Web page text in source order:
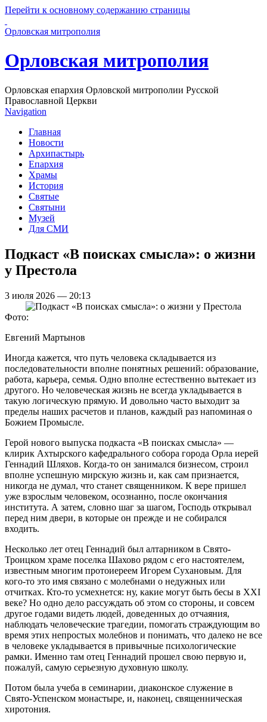
Перейти к основному содержанию страницы
Орловская митрополия
Орловская митрополия
Орловская епархия Орловской митрополии Русской
Православной Церкви
Navigation
Главная
Новости
Архипастырь
Епархия
Храмы
История
Святые
Святыни
Музей
Для СМИ
Подкаст «В поисках смысла»: о жизни
у Престола
3 июля 2026 — 20:13
Фото:
Евгений Мартынов
Иногда кажется, что путь человека складывается из
последовательности вполне понятных решений: образование,
работа, карьера, семья. Одно вполне естественно вытекает из
другого. Но человеческая жизнь не всегда укладывается в
такую логическую прямую. И довольно часто выходит за
пределы наших расчетов и планов, каждый раз напоминая о
Божием Промысле.
Герой нового выпуска подкаста «В поисках смысла» —
клирик Ахтырского кафедрального собора города Орла иерей
Геннадий Шляхов. Когда-то он занимался бизнесом, строил
вполне успешную мирскую жизнь и, как сам признается,
никогда не думал, что станет священником. К вере пришел
уже взрослым человеком, осознанно, после окончания
института. А затем, словно шаг за шагом, Господь открывал
перед ним двери, в которые он прежде и не собирался
входить.
Несколько лет отец Геннадий был алтарником в Свято-
Троицком храме поселка Шахово рядом с его настоятелем,
известным многим протоиереем Игорем Сухановым. Для
кого-то это имя связано с молебнами о недужных или
отчитках. Кто-то усмехнется: ну, какие могут быть бесы в XXI
веке? Но одно дело рассуждать об этом со стороны, и совсем
другое годами видеть людей, доведенных до отчаяния,
наблюдать человеческие трагедии, помогать страждующим во
время этих непростых молебнов и понимать, что далеко не все
в человеке укладывается в привычные психологические
рамки. Именно там отец Геннадий прошел свою первую и,
пожалуй, самую серьезную духовную школу.
Потом была учеба в семинарии, диаконское служение в
Свято-Успенском монастыре, и, наконец, священническая
хиротония.